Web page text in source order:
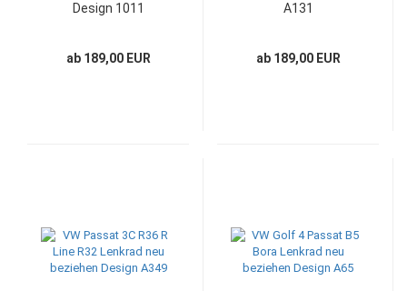
Design 1011
ab 189,00 EUR
A131
ab 189,00 EUR